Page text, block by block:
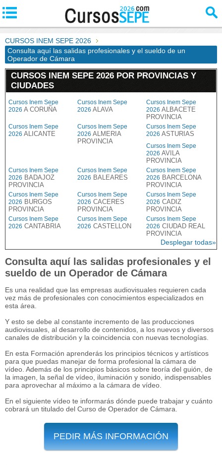
CURSOS INEM SEPE 2026
Consulta aquí las salidas profesionales y el sueldo de un
Operador de Cámara
CURSOS INEM SEPE 2026 POR PROVINCIAS Y
CIUDADES
Cursos Inem Sepe
2026 A CORUÑA
Cursos Inem Sepe
2026 ALAVA
Cursos Inem Sepe
2026 ALBACETE
PROVINCIA
Cursos Inem Sepe
2026 ALICANTE
Cursos Inem Sepe
2026 ALMERIA
PROVINCIA
Cursos Inem Sepe
2026 ASTURIAS
Cursos Inem Sepe
2026 AVILA
PROVINCIA
Cursos Inem Sepe
2026 BADAJOZ
PROVINCIA
Cursos Inem Sepe
2026 BALEARES
Cursos Inem Sepe
2026 BARCELONA
PROVINCIA
Cursos Inem Sepe
2026 BURGOS
PROVINCIA
Cursos Inem Sepe
2026 CACERES
PROVINCIA
Cursos Inem Sepe
2026 CADIZ
PROVINCIA
Cursos Inem Sepe
2026 CANTABRIA
Cursos Inem Sepe
2026 CASTELLON
Cursos Inem Sepe
2026 CIUDAD REAL
PROVINCIA
Desplegar todas»
Consulta aquí las salidas profesionales y el
sueldo de un Operador de Cámara
Es una realidad que las empresas audiovisuales requieren cada
vez más de profesionales con conocimientos especializados en
esta área.
Y esto se debe al constante incremento de las producciones
audiovisuales, al desarrollo de contenidos, a los nuevos y diversos
canales de distribución y la coincidencia con nuevas tecnologías.
En esta Formación aprenderás los principios técnicos y artísticos
para que puedas manejar de forma profesional la cámara de
vídeo. Además de los principios básicos sobre teoría del guión, de
la imagen, la señal de vídeo, iluminación y sonido, indispensables
para aprovechar al máximo a la cámara de vídeo.
En el siguiente vídeo te informarás dónde puede trabajar y cuánto
cobrará un titulado del Curso de Operador de Cámara.
PEDIR MÁS INFORMACIÓN